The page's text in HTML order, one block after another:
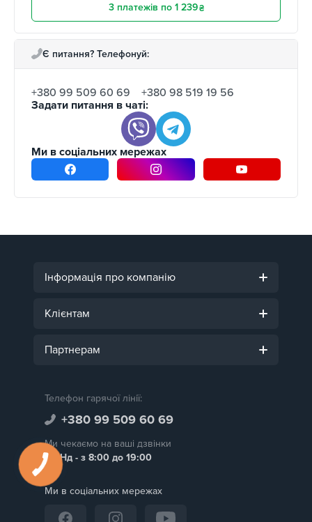
3 платежів по 1 239₴
Є питання? Телефонуй:
+380 99 509 60 69
+380 98 519 19 56
Задати питання в чаті:
Ми в соціальних мережах
Інформація про компанію
Клієнтам
Партнерам
Телефон гарячої лінії:
+380 99 509 60 69
Ми чекаємо на ваші дзвінки
Пн-Нд - з 8:00 до 19:00
Ми в соціальних мережах